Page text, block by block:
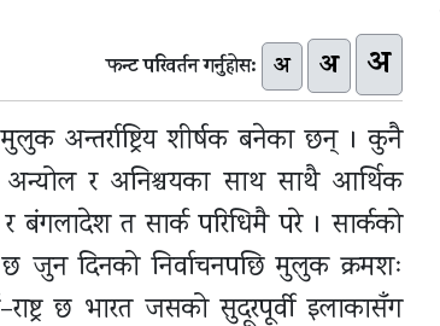
फन्ट परिवर्तन गर्नुहोस: अ अ अ
अन्तर्राष्ट्रिय शीर्षक बनेका छन् । कुनै
अन्योल र अनिश्चयका साथ साथै आर्थिक
बंगलादेश त सार्क परिधिमै परे । सार्कको
जुन दिनको निर्वाचनपछि मुलुक क्रमशः
छ भारत जसको सुदूरपूर्वी इलाकासँग